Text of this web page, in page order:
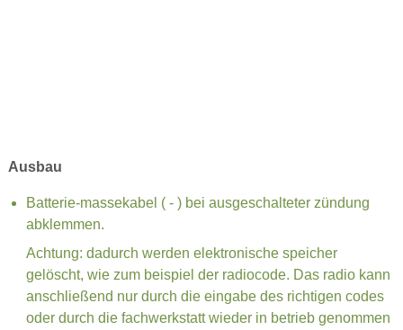
Ausbau
Batterie-massekabel ( - ) bei ausgeschalteter zündung
abklemmen.
Achtung: dadurch werden elektronische speicher
gelöscht, wie zum beispiel der radiocode. Das radio kann
anschließend nur durch die eingabe des richtigen codes
oder durch die fachwerkstatt wieder in betrieb genommen